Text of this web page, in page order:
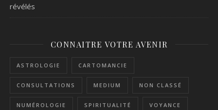
révélés
CONNAITRE VOTRE AVENIR
ASTROLOGIE CARTOMANCIE
CONSULTATIONS MEDIUM NON CLASSÉ
NUMÉROLOGIE SPIRITUALITÉ VOYANCE